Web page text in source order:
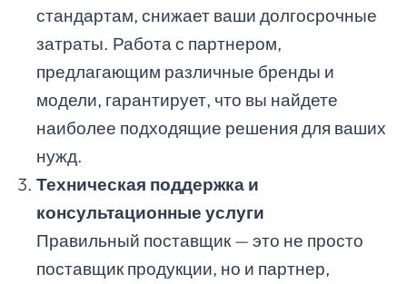
стандартам, снижает ваши долгосрочные
затраты. Работа с партнером,
предлагающим различные бренды и
модели, гарантирует, что вы найдете
наиболее подходящие решения для ваших
нужд.
Техническая поддержка и
консультационные услуги
Правильный поставщик — это не просто
поставщик продукции, но и партнер,